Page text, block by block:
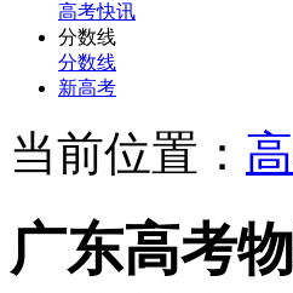
高考快讯
分数线
分数线
新高考
当前位置：
广东高考